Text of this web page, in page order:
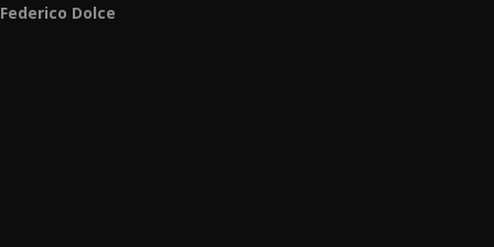
Federico Dolce